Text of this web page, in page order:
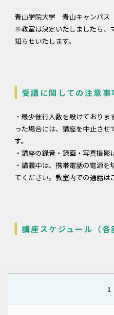
青山学院大学 青山キャンパス
※教室は決定いたしましたら、
知らせいたします。
受講に関しての注意事
・最少催行人数を設けており
った場合には、講座を中止させ
す。
・講座の録音・録画・写真撮影
・講義中は、携帯電話の電源
てください。教室内での通話は
講座スケジュール（各
1